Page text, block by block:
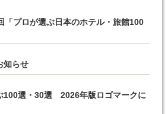
「プロが選ぶ日本のホテル・旅館100
知らせ
100選・30選 2026年版ロゴマークに